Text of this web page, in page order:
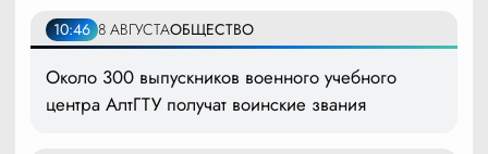
10:46 8 АВГУСТАОБЩЕСТВО
Около 300 выпускников военного учебного
центра АлтГТУ получат воинские звания